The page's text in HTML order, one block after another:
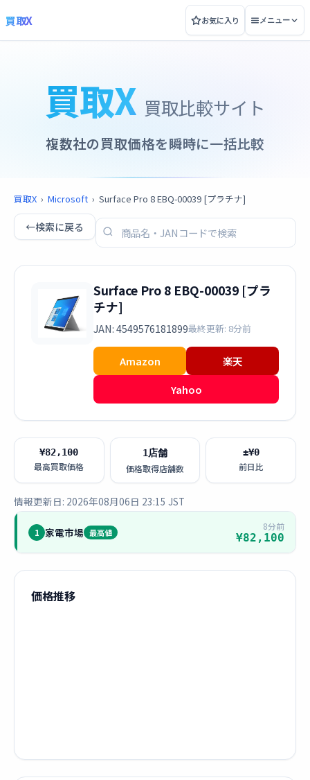
買取X お気に入り メニュー
買取X 買取比較サイト
複数社の買取価格を瞬時に一括比較
買取X › Microsoft › Surface Pro 8 EBQ-00039 [プラチナ]
←検索に戻る
Surface Pro 8 EBQ-00039 [プラ
チナ]
JAN: 4549576181899最終更新: 8分前
Amazon
楽天
Yahoo
¥82,100
最高買取価格
1店舗
価格取得店舗数
±¥0
前日比
情報更新日: 2026年08月06日 23:15 JST
1 家電市場 最高値
8分前
¥82,100
価格推移